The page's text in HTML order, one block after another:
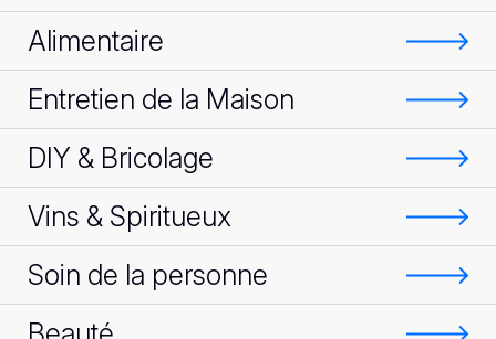
Alimentaire
Entretien de la Maison
DIY & Bricolage
Vins & Spiritueux
Soin de la personne